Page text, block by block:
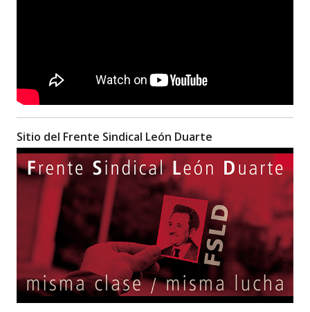
Sitio del Frente Sindical León Duarte